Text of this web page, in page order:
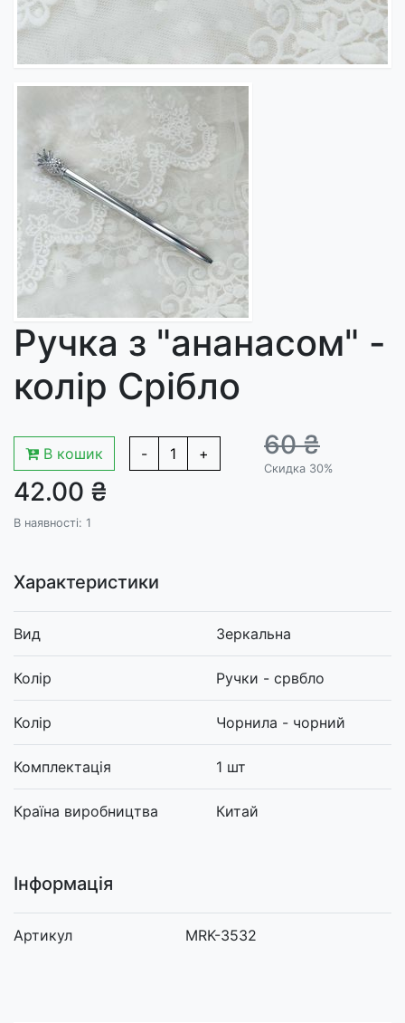
Ручка з "ананасом" -
колір Срібло
В кошик - 1 + 60 ₴
Скидка 30%
42.00 ₴
В наявності: 1
Характеристики
Вид Зеркальна
Колір Ручки - срвбло
Колір Чорнила - чорний
Комплектація 1 шт
Країна виробництва Китай
Інформація
Артикул MRK-3532